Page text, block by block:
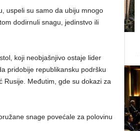
uspeli su samo da ubiju mnogo
dodirnuli snagu, jedinstvo ili
koji neobjašnjivo ostaje lider
pridobije republikansku podršku
Rusije. Međutim, gde su dokazi za
snage povećale za polovinu